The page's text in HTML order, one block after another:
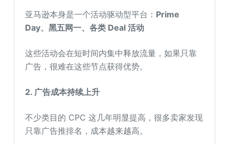
亚马逊本身是一个活动驱动型平台： Prime
Day、黑五网一、各类 Deal 活动
这些活动会在短时间内集中释放流量，如果只靠
广告，很难在这些节点获得优势。
2. 广告成本持续上升
不少类目的 CPC 这几年明显提高，很多卖家发现
只靠广告推排名，成本越来越高。